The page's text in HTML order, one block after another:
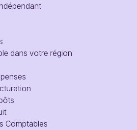
dans votre région
Comptables